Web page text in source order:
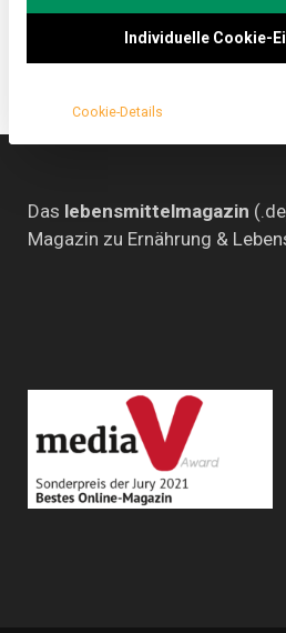
Das lebensmittelmagazin
Magazin zu Ernährung &
Individuelle Cookie-
Cookie-Details